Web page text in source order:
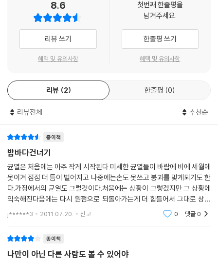
8.6
리뷰 쓰기
혜택 및 유의사항
첫번째 한줄평을
남겨주세요.
한줄평 쓰기
혜택 및 유의사항
리뷰 2 한줄평 0
리뷰전체 추천순
종이책
밤바다건너기
균열은 처음에는 아주 작게 시작된다.미세한 균열들이 바람에 비에 세월에
못이겨 점점 더 틈이 벌어지고 나중에는손도 못쓰고 붕괴를 맞게되기도 한
다.가정에서의 균열도 그럴것이다.처음에는 상황이 그렇겠지만 그 상황에
익숙해진다음에는 다시 원점으로 되돌아가는게 더 힘들어서 그대로 상황
에 몸을 맞추기도 할 것이다.고3수험생 연우에게는 이 지긋지긋한 가난과
집안에서 벗어날
j******3 2011.07.20. 신고 0 댓글0
종이책
나만이 아닌 다른 사람도 볼 수 있어야